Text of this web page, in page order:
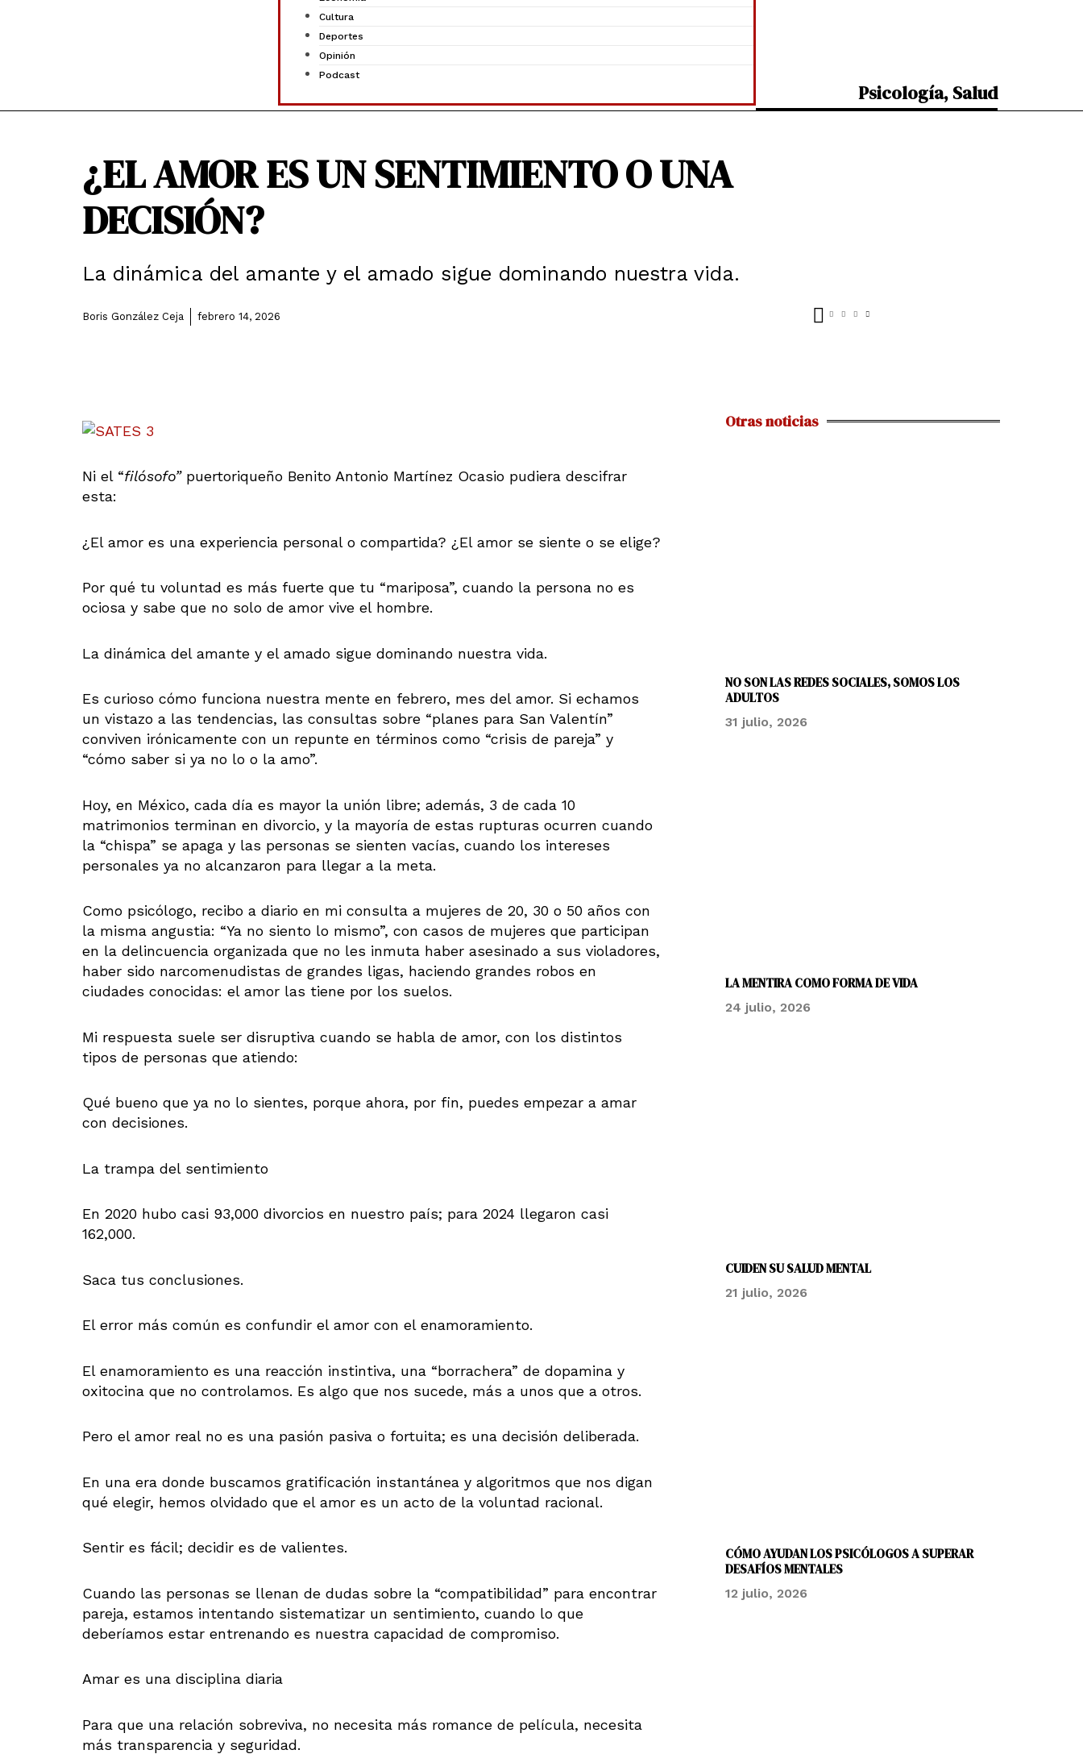
Cultura
Deportes
Opinión
Podcast
Psicología, Salud
¿EL AMOR ES UN SENTIMIENTO O UNA
DECISIÓN?
La dinámica del amante y el amado sigue dominando nuestra vida.
Boris González Ceja febrero 14, 2026
Ni el “filósofo”puertoriqueño Benito Antonio Martínez Ocasio pudiera descifrar
esta:
¿El amor es una experiencia personal o compartida? ¿El amor se siente o se elige?
Por qué tu voluntad es más fuerte que tu “mariposa”, cuando la persona no es
ociosa y sabe que no solo de amor vive el hombre.
La dinámica del amante y el amado sigue dominando nuestra vida.
Es curioso cómo funciona nuestra mente en febrero, mes del amor. Si echamos
un vistazo a las tendencias, las consultas sobre “planes para San Valentín”
conviven irónicamente con un repunte en términos como “crisis de pareja” y
“cómo saber si ya no lo o la amo”.
Hoy, en México, cada día es mayor la unión libre; además, 3 de cada 10
matrimonios terminan en divorcio, y la mayoría de estas rupturas ocurren cuando
la “chispa” se apaga y las personas se sienten vacías, cuando los intereses
personales ya no alcanzaron para llegar a la meta.
Como psicólogo, recibo a diario en mi consulta a mujeres de 20, 30 o 50 años con
la misma angustia: “Ya no siento lo mismo”, con casos de mujeres que participan
en la delincuencia organizada que no les inmuta haber asesinado a sus violadores,
haber sido narcomenudistas de grandes ligas, haciendo grandes robos en
ciudades conocidas: el amor las tiene por los suelos.
Mi respuesta suele ser disruptiva cuando se habla de amor, con los distintos
tipos de personas que atiendo:
Qué bueno que ya no lo sientes, porque ahora, por fin, puedes empezar a amar
con decisiones.
La trampa del sentimiento
En 2020 hubo casi 93,000 divorcios en nuestro país; para 2024 llegaron casi
162,000.
Saca tus conclusiones.
El error más común es confundir el amor con el enamoramiento.
El enamoramiento es una reacción instintiva, una “borrachera” de dopamina y
oxitocina que no controlamos. Es algo que nos sucede, más a unos que a otros.
Pero el amor real no es una pasión pasiva o fortuita; es una decisión deliberada.
En una era donde buscamos gratificación instantánea y algoritmos que nos digan
qué elegir, hemos olvidado que el amor es un acto de la voluntad racional.
Sentir es fácil; decidir es de valientes.
Cuando las personas se llenan de dudas sobre la “compatibilidad” para encontrar
pareja, estamos intentando sistematizar un sentimiento, cuando lo que
deberíamos estar entrenando es nuestra capacidad de compromiso.
Amar es una disciplina diaria
Para que una relación sobreviva, no necesita más romance de película, necesita
más transparencia y seguridad.
Otras noticias
NO SON LAS REDES SOCIALES, SOMOS LOS
ADULTOS
31 julio, 2026
LA MENTIRA COMO FORMA DE VIDA
24 julio, 2026
CUIDEN SU SALUD MENTAL
21 julio, 2026
CÓMO AYUDAN LOS PSICÓLOGOS A SUPERAR
DESAFÍOS MENTALES
12 julio, 2026